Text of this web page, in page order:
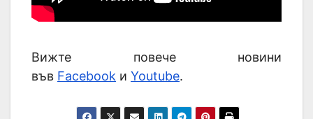
Вижте повече новини
във Facebook и Youtube.